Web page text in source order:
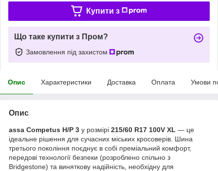
Купити з
Що таке купити з Пром?
Замовлення під захистом
Опис Характеристики Доставка Оплата Умови
Опис
assa Competus H/P 3 у розмірі 215/60 R17 100V XL — це
ідеальне рішення для сучасних міських кросоверів. Шина
третього покоління поєднує в собі преміальний комфорт,
передові технології безпеки (розроблено спільно з
Bridgestone) та виняткову надійність, необхідну для